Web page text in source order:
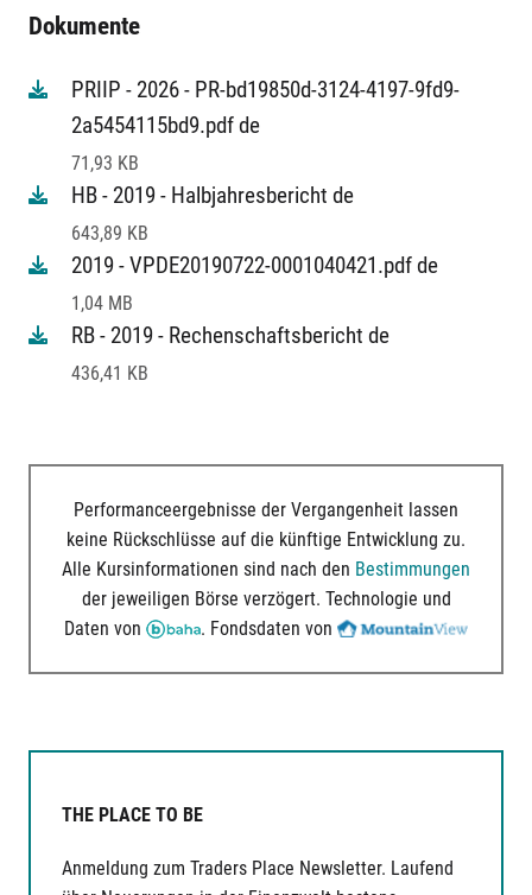
Dokumente
PRIIP - 2026 - PR-bd19850d-3124-4197-9fd9-
2a5454115bd9.pdf de
71,93 KB
HB - 2019 - Halbjahresbericht de
643,89 KB
2019 - VPDE20190722-0001040421.pdf de
1,04 MB
RB - 2019 - Rechenschaftsbericht de
436,41 KB
Performanceergebnisse der Vergangenheit lassen
keine Rückschlüsse auf die künftige Entwicklung zu.
Alle Kursinformationen sind nach den Bestimmungen
der jeweiligen Börse verzögert. Technologie und
Daten von
. Fondsdaten von
THE PLACE TO BE
Anmeldung zum Traders Place Newsletter. Laufend